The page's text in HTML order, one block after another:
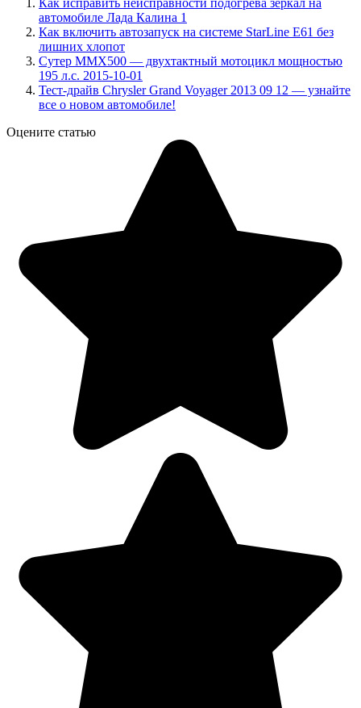
автомобиле Лада Калина 1
Как включить автозапуск на системе StarLine E61 без
лишних хлопот
Сутер ММХ500 — двухтактный мотоцикл мощностью
195 л.с. 2015-10-01
Тест-драйв Chrysler Grand Voyager 2013 09 12 — узнайте
все о новом автомобиле!
Оцените статью